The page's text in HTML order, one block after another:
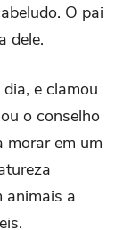
O pai
dele.
e clamou
o conselho
morar em um
animais a